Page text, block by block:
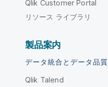
Qlik Customer Portal
リソース ライブラリ
製品案内
データ統合とデータ品質
Qlik Talend